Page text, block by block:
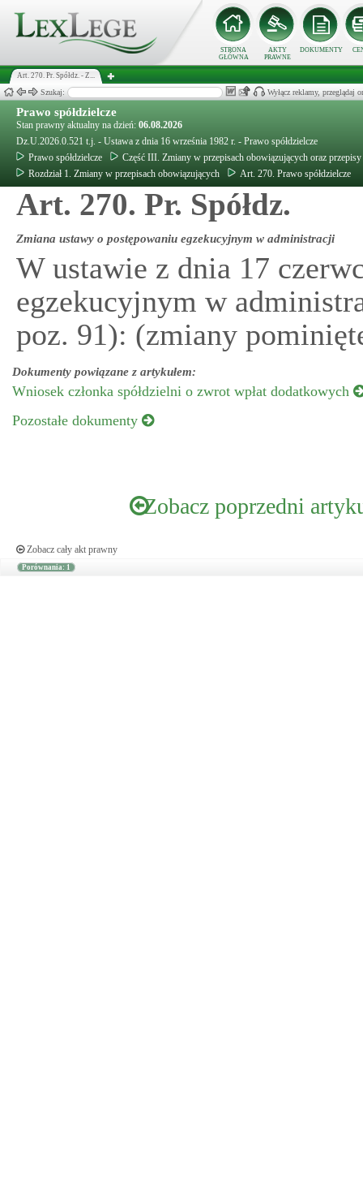
STRONA
GŁÓWNA
AKTY
PRAWNE
DOKUMENTY
Art. 270. Pr. Spółdz. - Z...
Szukaj: Wyłącz reklamy, przeglądaj
Prawo spółdzielcze
Stan prawny aktualny na dzień: 06.08.2026
Dz.U.2026.0.521 t.j. - Ustawa z dnia 16 września 1982 r. - Prawo spółdzielcze
Prawo spółdzielcze
Część III. Zmiany w przepisach obowiązujących oraz
Rozdział 1. Zmiany w przepisach obowiązujących
Art. 270. Prawo spółdzielcze
Art. 270. Pr. Spółdz.
Zmiana ustawy o postępowaniu egzekucyjnym w administracji
W ustawie z dnia 17
egzekucyjnym w
poz. 91): (zmiany
Dokumenty powiązane z artykułem:
Wniosek członka spółdzielni o zwrot wpłat dodatkowych
Pozostałe dokumenty
Zobacz poprzedni
Zobacz cały akt prawny
Porównania: 1